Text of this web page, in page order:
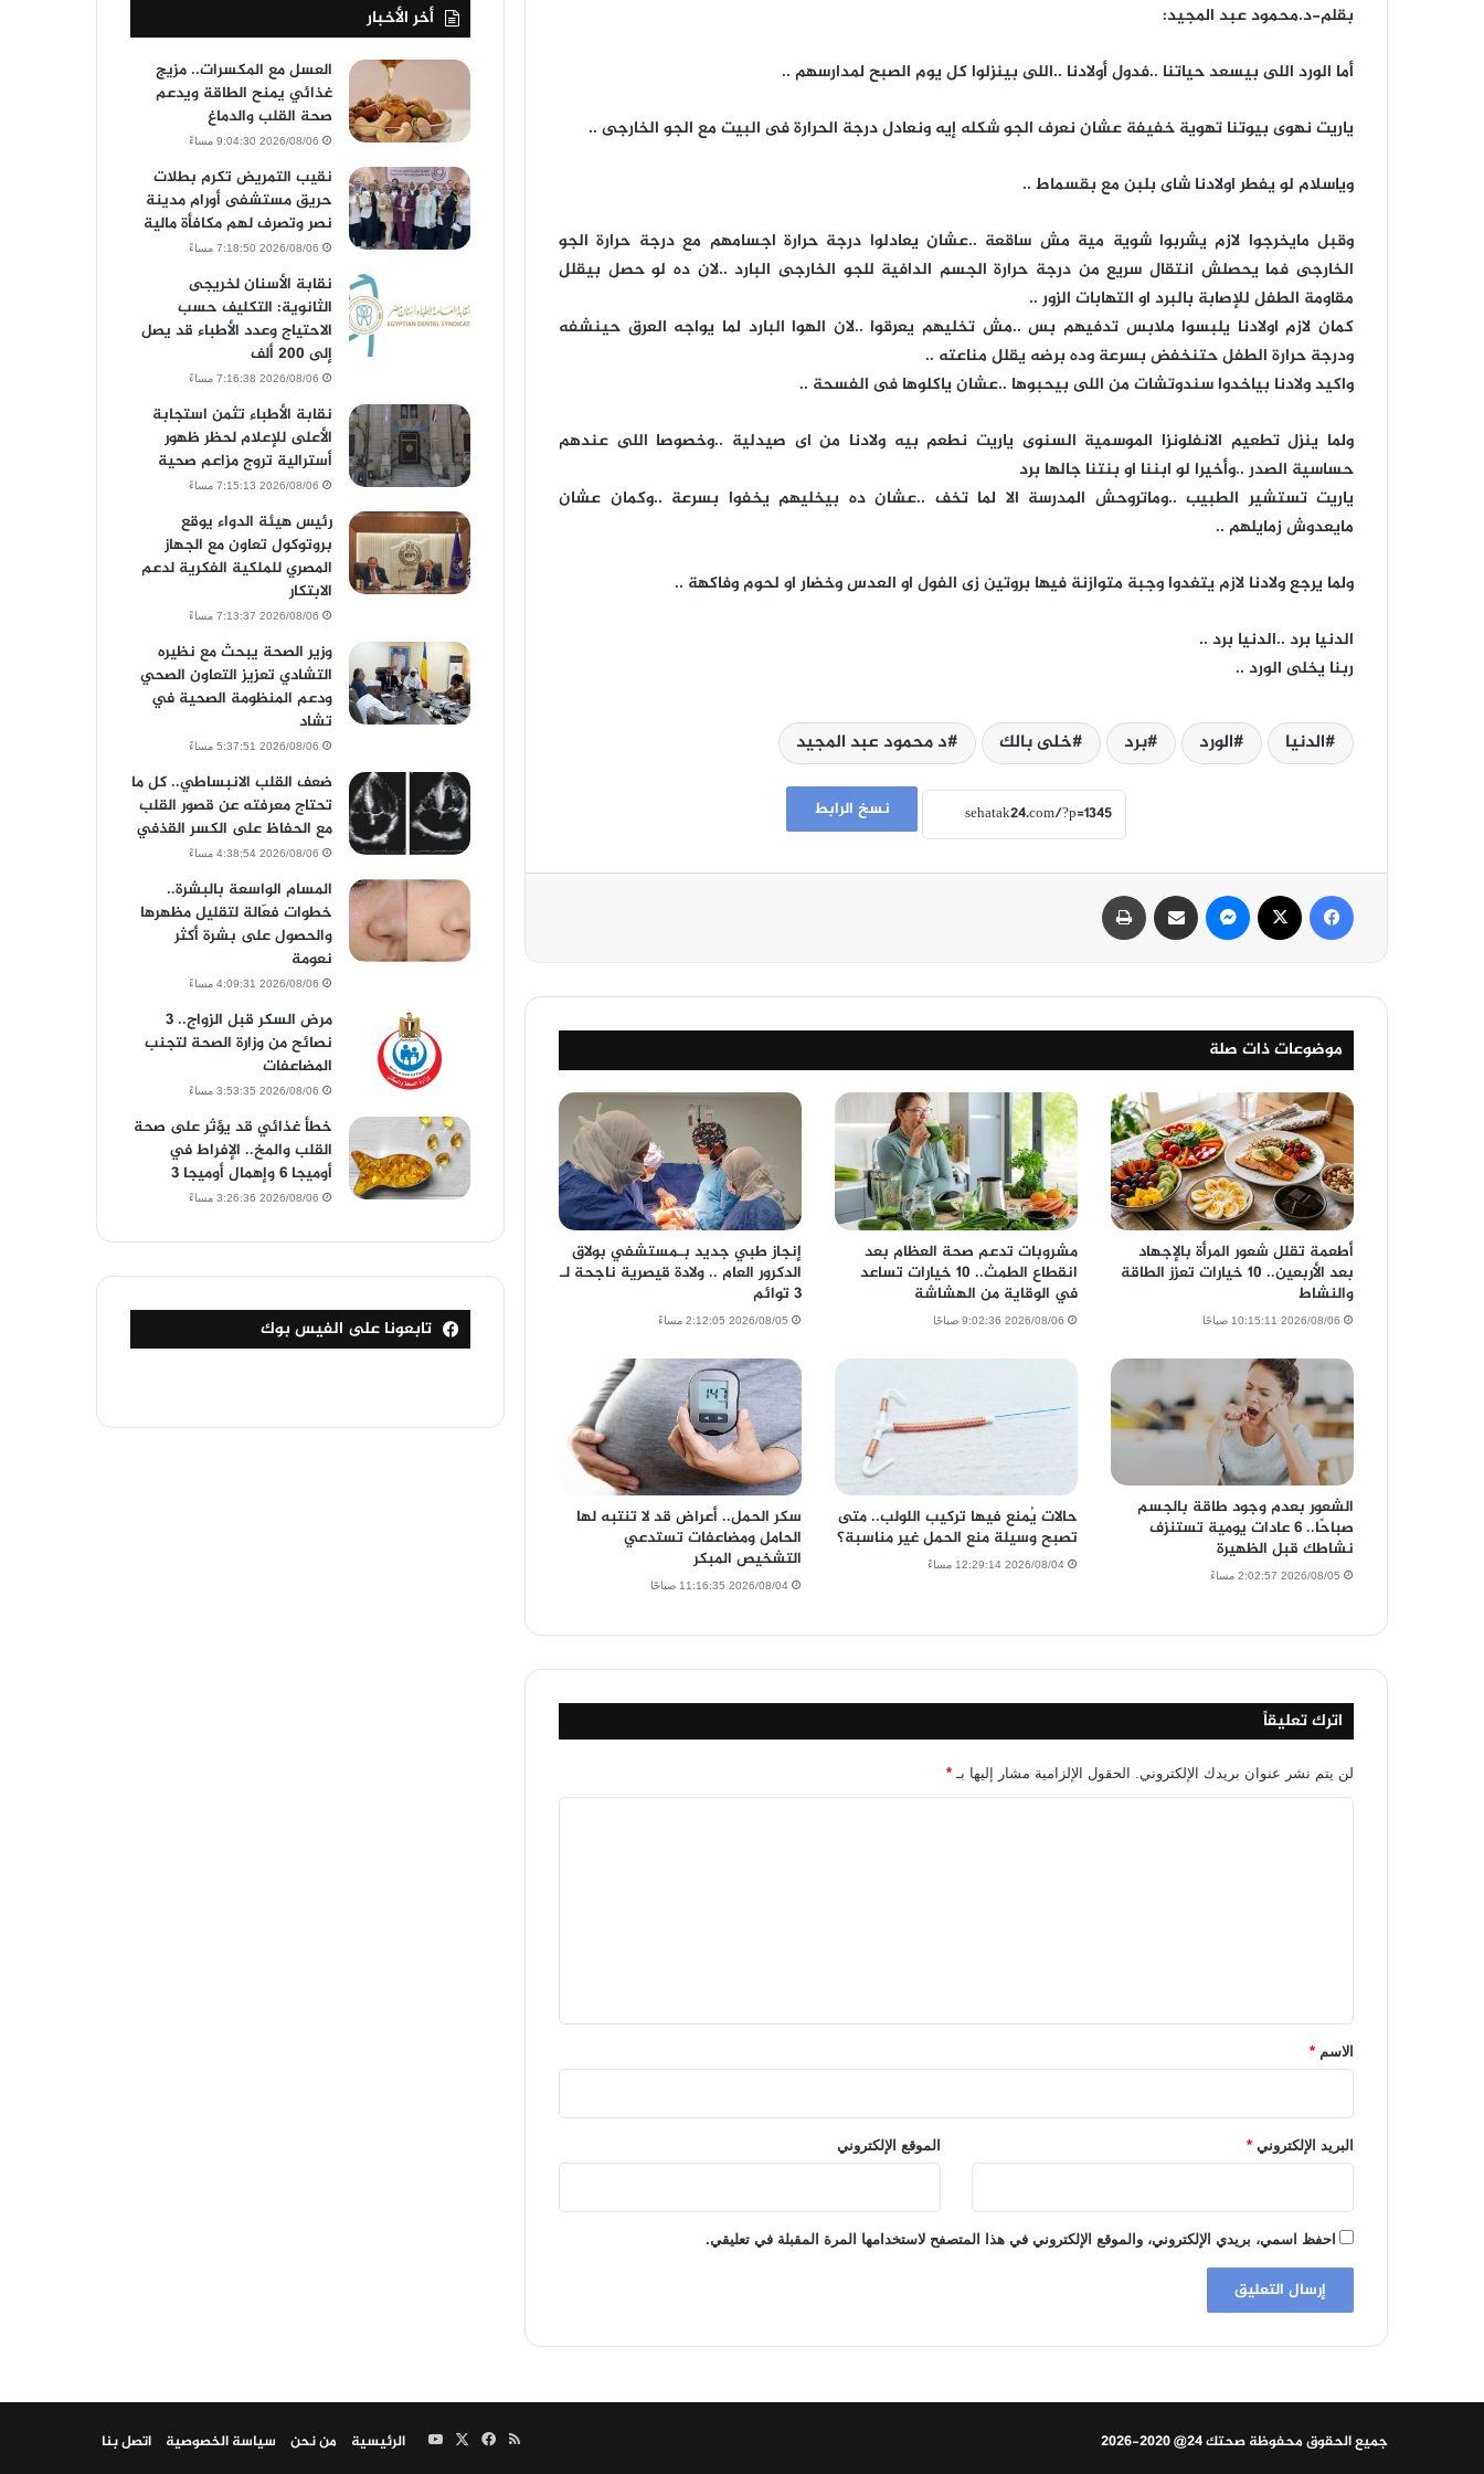
بقلم-د.محمود عبد المجيد:
أما الورد اللى بيسعد حياتنا ..فدول أولادنا ..اللى بينزلوا كل يوم الصبح لمدارسهم ..
ياريت نهوى بيوتنا تهوية خفيفة عشان نعرف الجو شكله إيه ونعادل درجة الحرارة فى البيت مع الجو الخارجى ..
وياسلام لو يفطر اولادنا شاى بلبن مع بقسماط ..
وقبل مايخرجوا لازم يشربوا شوية مية مش ساقعة ..عشان يعادلوا درجة حرارة اجسامهم مع درجة حرارة الجو
الخارجى فما يحصلش انتقال سريع من درجة حرارة الجسم الدافية للجو الخارجى البارد ..لان ده لو حصل بيقلل
مقاومة الطفل للإصابة بالبرد او التهابات الزور ..
كمان لازم اولادنا يلبسوا ملابس تدفيهم بس ..مش تخليهم يعرقوا ..لان الهوا البارد لما يواجه العرق حينشفه
ودرجة حرارة الطفل حتنخفض بسرعة وده برضه يقلل مناعته ..
واكيد ولادنا بياخدوا سندوتشات من اللى بيحبوها ..عشان ياكلوها فى الفسحة ..
ولما ينزل تطعيم الانفلونزا الموسمية السنوى ياريت نطعم بيه ولادنا من اى صيدلية ..وخصوصا اللى عندهم
حساسية الصدر ..وأخيرا لو ابننا او بنتنا جالها برد
ياريت تستشير الطبيب ..وماتروحش المدرسة الا لما تخف ..عشان ده بيخليهم يخفوا بسرعة ..وكمان عشان
مايعدوش زمايلهم ..
ولما يرجع ولادنا لازم يتغدوا وجبة متوازنة فيها بروتين زى الفول او العدس وخضار او لحوم وفاكهة ..
الدنيا برد ..الدنيا برد ..
ربنا يخلى الورد ..
الدنيا الورد برد خلى بالك د محمود عبد المجيد
نسخ الرابط
فيسبوك ماسنجر مشاركة عبر البريد
موضوعات ذات صلة
أطعمة تقلل شعور المرأة بالإجهاد
بعد الأربعين.. 10 خيارات تعزز الطاقة
والنشاط
2026/08/06 10:15:11 صباحًا
مشروبات تدعم صحة العظام بعد
انقطاع الطمث.. 10 خيارات تساعد
في الوقاية من الهشاشة
2026/08/06 9:02:36 صباحًا
إنجاز طبي جديد بـمستشفي بولاق
الدكرور العام .. ولادة قيصرية ناجحة لـ
3 توائم
2026/08/05 2:12:05 مساءً
الشعور بعدم وجود طاقة بالجسم
صباحًا.. 6 عادات يومية تستنزف
نشاطك قبل الظهيرة
2026/08/05 2:02:57 مساءً
حالات يُمنع فيها تركيب اللولب.. متى
تصبح وسيلة منع الحمل غير مناسبة؟
2026/08/04 12:29:14 مساءً
سكر الحمل.. أعراض قد لا تنتبه لها
الحامل ومضاعفات تستدعي
التشخيص المبكر
2026/08/04 11:16:35 صباحًا
اترك تعليقاً
لن يتم نشر عنوان بريدك الإلكتروني. الحقول الإلزامية مشار إليها بـ *
*الاسم *
البريد الإلكتروني * الموقع الإلكتروني
احفظ اسمي، بريدي الإلكتروني، والموقع الإلكتروني في هذا المتصفح لاستخدامها المرة المقبلة في تعليقي.
أخر الأخبار
العسل مع المكسرات.. مزيج
غذائي يمنح الطاقة ويدعم
صحة القلب والدماغ
2026/08/06 9:04:30 مساءً
نقيب التمريض تكرم بطلات
حريق مستشفى أورام مدينة
نصر وتصرف لهم مكافأة مالية
2026/08/06 7:18:50 مساءً
نقابة الأسنان لخريجى
الثانوية: التكليف حسب
الاحتياج وعدد الأطباء قد يصل
إلى 200 ألف
2026/08/06 7:16:38 مساءً
نقابة الأطباء تثمن استجابة
الأعلى للإعلام لحظر ظهور
أسترالية تروج مزاعم صحية
2026/08/06 7:15:13 مساءً
رئيس هيئة الدواء يوقع
بروتوكول تعاون مع الجهاز
المصري للملكية الفكرية لدعم
الابتكار
2026/08/06 7:13:37 مساءً
وزير الصحة يبحث مع نظيره
التشادي تعزيز التعاون الصحي
ودعم المنظومة الصحية في
تشاد
2026/08/06 5:37:51 مساءً
ضعف القلب الانبساطي.. كل ما
تحتاج معرفته عن قصور القلب
مع الحفاظ على الكسر القذفي
2026/08/06 4:38:54 مساءً
المسام الواسعة بالبشرة..
خطوات فعّالة لتقليل مظهرها
والحصول على بشرة أكثر
نعومة
2026/08/06 4:09:31 مساءً
مرض السكر قبل الزواج.. 3
نصائح من وزارة الصحة لتجنب
المضاعفات
2026/08/06 3:53:35 مساءً
خطأ غذائي قد يؤثر على صحة
القلب والمخ.. الإفراط في
أوميجا 6 وإهمال أوميجا 3
2026/08/06 3:26:36 مساءً
تابعونا على الفيس بوك
جميع الحقوق محفوظة صحتك 24@ 2020-2026 الرئيسية من نحن سياسة الخصوصية اتصل بنا
ملخصفيسبوك‫YouTube